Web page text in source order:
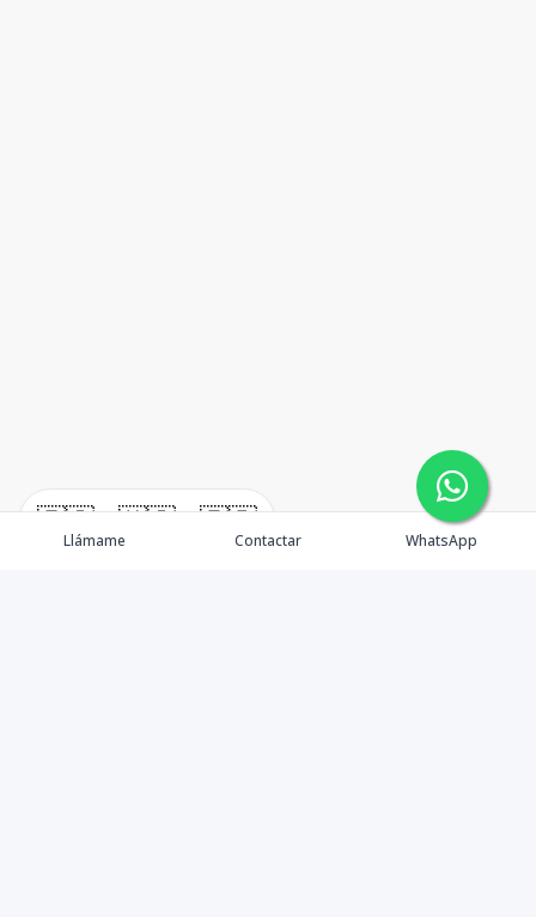
🇪🇸 🇺🇸 🇫🇷
Llámame Contactar WhatsApp